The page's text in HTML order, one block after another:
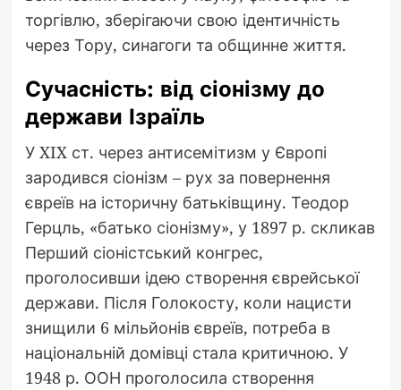
торгівлю, зберігаючи свою ідентичність
через Тору, синагоги та общинне життя.
Сучасність: від сіонізму до
держави Ізраїль
У XIX ст. через антисемітизм у Європі
зародився сіонізм – рух за повернення
євреїв на історичну батьківщину. Теодор
Герцль, «батько сіонізму», у 1897 р. скликав
Перший сіоністський конгрес,
проголосивши ідею створення єврейської
держави. Після Голокосту, коли нацисти
знищили 6 мільйонів євреїв, потреба в
національній домівці стала критичною. У
1948 р. ООН проголосила створення